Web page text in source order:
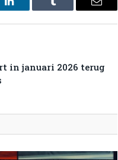
LinkedIn Tumblr Email
in januari 2026 terug